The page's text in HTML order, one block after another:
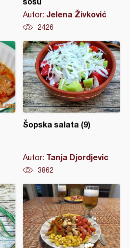
Autor: Jelena Živković
2426
Šopska salata (9)
Autor: Tanja Djordjevic
3862